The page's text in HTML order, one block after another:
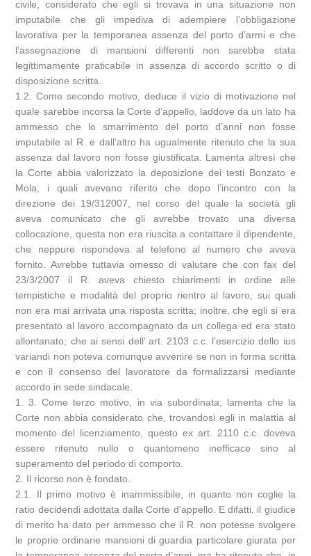
civile, considerato che egli si trovava in una situazione non
imputabile che gli impediva di adempiere l’obbligazione
lavorativa per la temporanea assenza del porto d’armi e che
l’assegnazione di mansioni differenti non sarebbe stata
legittimamente praticabile in assenza di accordo scritto o di
disposizione scritta.
1.2. Come secondo motivo, deduce il vizio di motivazione nel
quale sarebbe incorsa la Corte d’appello, laddove da un lato ha
ammesso che lo smarrimento del porto d’anni non fosse
imputabile al R. e dall’altro ha ugualmente ritenuto che la sua
assenza dal lavoro non fosse giustificata. Lamenta altresì che
la Corte abbia valorizzato la deposizione dei testi Bonzato e
Mola, i quali avevano riferito che dopo l’incontro con la
direzione dei 19/312007, nel corso del quale la società gli
aveva comunicato che gli avrebbe trovato una diversa
collocazione, questa non era riuscita a contattare il dipendente,
che neppure rispondeva al telefono al numero che aveva
fornito. Avrebbe tuttavia omesso di valutare che con fax del
23/3/2007 il R. aveva chiesto chiarimenti in ordine alle
tempistiche e modalità del proprio rientro al lavoro, sui quali
non era mai arrivata una risposta scritta; inoltre, che egli si era
presentato al lavoro accompagnato da un collega ed era stato
allontanato; che ai sensi dell’ art. 2103 c.c. l’esercizio dello ius
variandi non poteva comunque avvenire se non in forma scritta
e con il consenso del lavoratore da formalizzarsi mediante
accordo in sede sindacale.
1. 3. Come terzo motivo, in via subordinata, lamenta che la
Corte non abbia considerato che, trovandosi egli in malattia al
momento del licenziamento, questo ex art. 2110 c.c. doveva
essere ritenuto nullo o quantomeno inefficace sino al
superamento del periodo di comporto.
2. Il ricorso non è fondato.
2.1. Il primo motivo è inammissibile, in quanto non coglie la
ratio decidendi adottata dalla Corte d’appello. E difatti, il giudice
di merito ha dato per ammesso che il R. non potesse svolgere
le proprie ordinarie mansioni di guardia particolare giurata per